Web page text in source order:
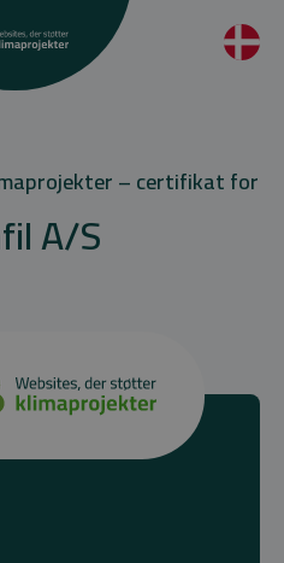
– certifikat for
A/S